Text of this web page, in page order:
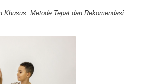
Khusus: Metode Tepat dan Rekomendasi